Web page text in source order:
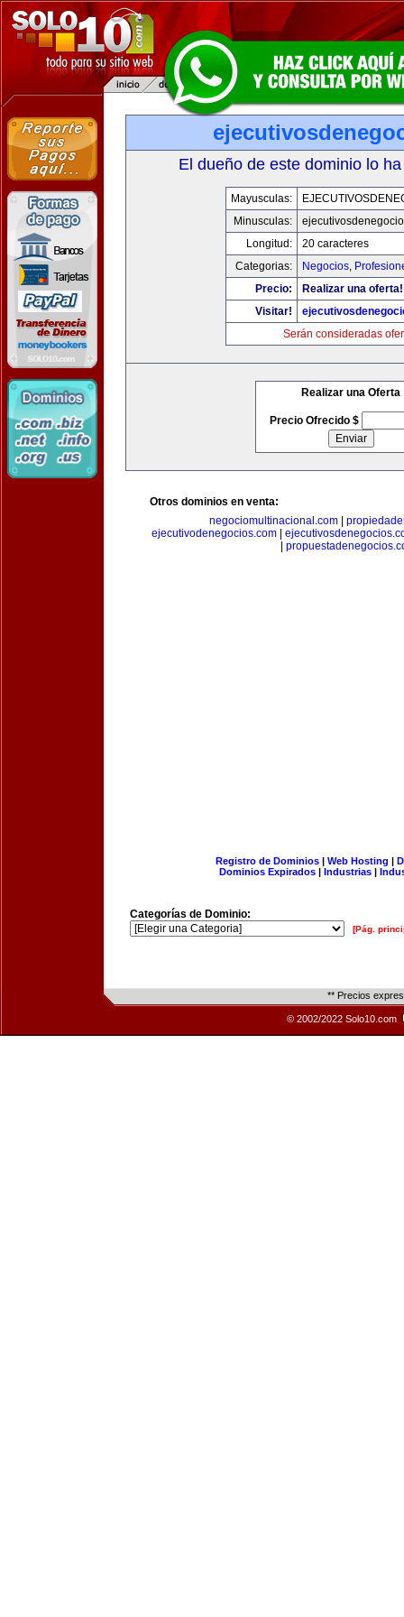
El dueño de este dominio lo
Mayusculas:
Minusculas:
Longitud:
20 caracteres
Categorias:
Negocios,
Precio:
Realizar una oferta!
Visitar!
Serán consideradas
Realizar una Oferta
Precio Ofrecido $
Otros dominios en venta:
negociomultinacional.com
ejecutivodenegocios.com|
Registro de Dominios| Web Hosting |
Dominios Expirados | Industrias |
Categorías de Dominio:
[Pág.
** Precios
© 2002/2022 Solo10.com